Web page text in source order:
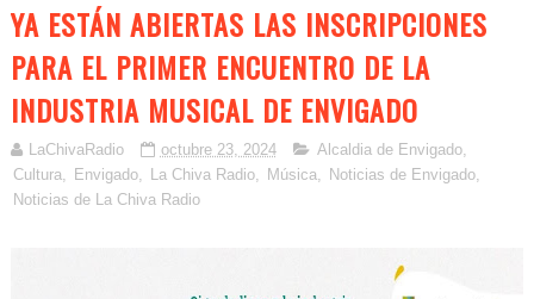
YA ESTÁN ABIERTAS LAS INSCRIPCIONES
PARA EL PRIMER ENCUENTRO DE LA
INDUSTRIA MUSICAL DE ENVIGADO
LaChivaRadio octubre 23, 2024 Alcaldia de Envigado,
Cultura
Envigado, La Chiva Radio, Música Noticias de Envigado,
Noticias de La Chiva Radio